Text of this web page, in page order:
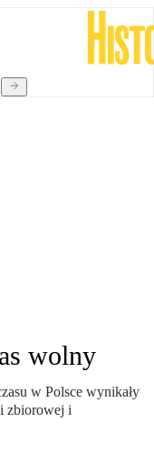
wolny
w Polsce wynikały
zbiorowej i